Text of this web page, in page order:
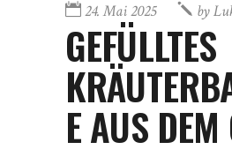
24. Mai 2025 by
GEFÜLLTES
E AUS